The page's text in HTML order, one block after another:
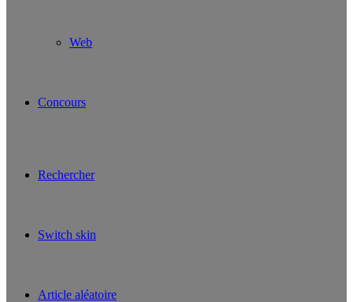
Web
Concours
Rechercher
Switch skin
Article aléatoire